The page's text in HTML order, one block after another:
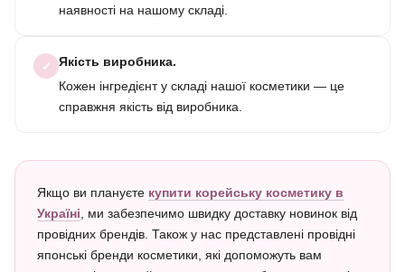
наявності на нашому складі.
✓
Якість виробника.
Кожен інгредієнт у складі нашої косметики — це
справжня якість від виробника.
Якщо ви плануєте купити корейську косметику в
Україні , ми забезпечимо швидку доставку новинок від
провідних брендів. Також у нас представлені провідні
японські бренди косметики, які допоможуть вам